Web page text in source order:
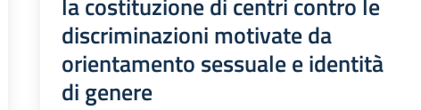
discriminazioni motivate da
orientamento sessuale e identità
di genere